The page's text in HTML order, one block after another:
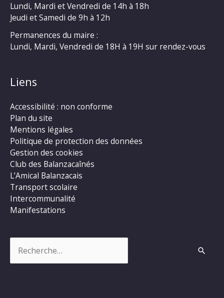
Lundi, Mardi et Vendredi de 14h à 18h
Jeudi et Samedi de 9h à 12h
Permanences du maire :
Lundi, Mardi, Vendredi de 18H à 19H sur rendez-vous
Liens
Accessibilité : non conforme
Plan du site
Mentions légales
Politique de protection des données
Gestion des cookies
Club des Balanzacaînés
L’Amical Balanzacais
Transport scolaire
Intercommunalité
Manifestations